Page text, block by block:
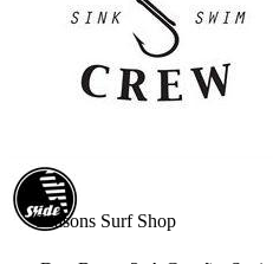
Seasons Surf Shop